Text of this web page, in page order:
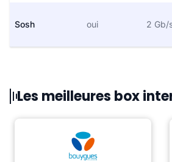
Sosh oui 2 Gb/
Les meilleures box